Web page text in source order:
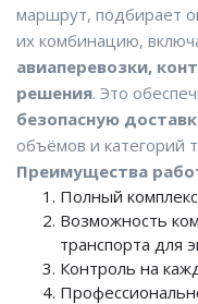
маршрут, подбирает
их комбинацию,
авиаперевозки,
решения. Это
безопасную
объёмов и категорий
Преимущества
Полный
Возможность
транспорта для
Контроль на